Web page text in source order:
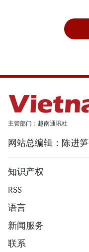
主管部门：越南通讯社
网站总编辑：陈进笋
知识产权
RSS
语言
新闻服务
联系